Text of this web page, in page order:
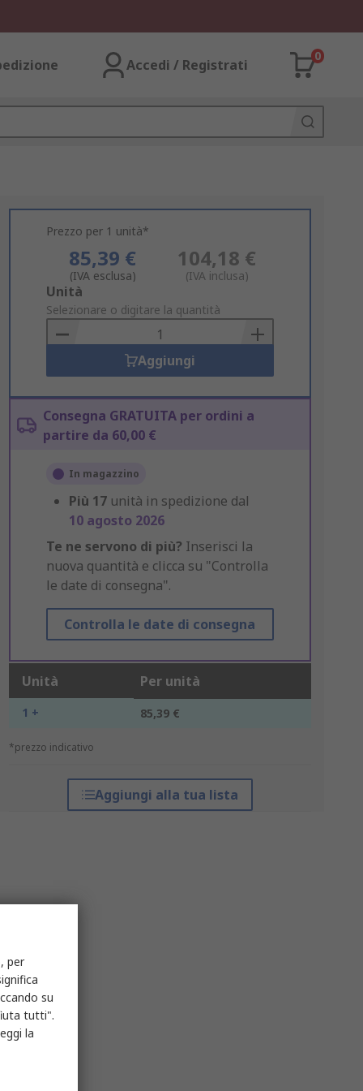
Accedi / Registrati
0
Prezzo per 1 unità*
85,39 €
(IVA esclusa)
104,18 €
(IVA inclusa)
Add
to
Basket
Unità
Selezionare o digitare la quantità
Aggiungi
Consegna GRATUITA per ordini a
partire da 60,00 €
In magazzino
Più 17 unità in spedizione dal
10 agosto 2026
Te ne servono di più? Inserisci la
nuova quantità e clicca su "Controlla
le date di consegna".
Controlla le date di consegna
Unità Per unità
1 + 85,39 €
*prezzo indicativo
Aggiungi alla tua lista
per
su
tutti".
la